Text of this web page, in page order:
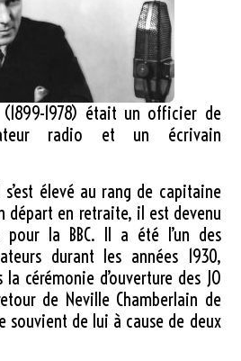
1978) était un officier de
radio et un écrivain
s’est élevé au rang de capitaine
départ en retraite, il est devenu
pour la BBC. Il a été l’un des
durant les années 1930,
cérémonie d’ouverture des JO
de Neville Chamberlain de
souvient de lui à cause de deux